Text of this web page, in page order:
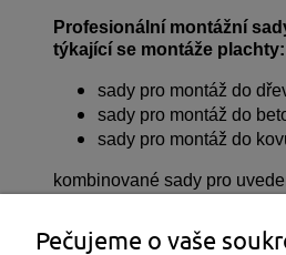
Profesionální montážní
týkající se montáže plachty:
sady pro montáž do
sady pro montáž do
sady pro montáž do
kombinované sady pro
CS_KI_212_STÍNÍCÍ
Pečujeme o vaše